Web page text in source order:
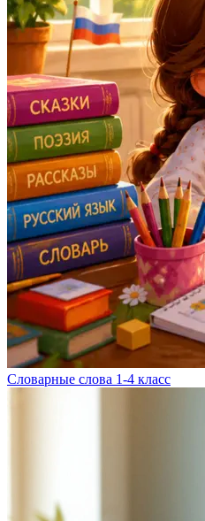
Словарные слова 1-4 класс